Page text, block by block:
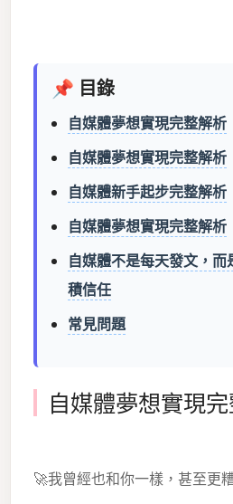
📌 目錄
自媒體夢想實現完整解析
自媒體夢想實現完整解析
自媒體新手起步完整解析
自媒體夢想實現完整解析
自媒體不是每天發文，
積信任
常見問題
自媒體夢想實現
🚀我曾經也和你一樣，甚至更